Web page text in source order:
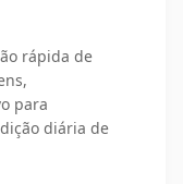
rápida de
para
diária de